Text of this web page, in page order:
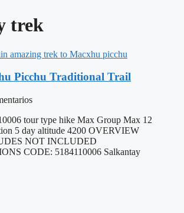
trek
Picchu Traditional Trail
tour type hike Max Group Max 12
5 day altitude 4200 OVERVIEW
NOT INCLUDED
CODE: 5184110006 Salkantay